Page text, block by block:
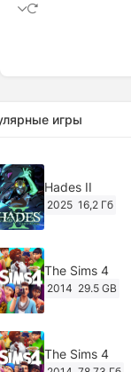
игры
Hades II
2025 16,2 Гб
The Sims 4
2014 29.5 GB
The Sims 4